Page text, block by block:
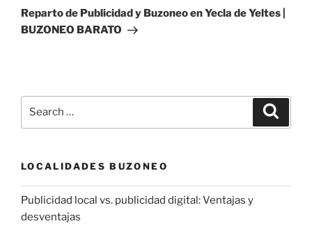
Post
Reparto de Publicidad y Buzoneo en Yecla de Yeltes |
BUZONEO BARATO
LOCALIDADES BUZONEO
Publicidad local vs. publicidad digital: Ventajas y
desventajas